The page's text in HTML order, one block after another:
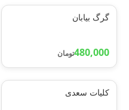
گرگ بیابان
480,000تومان
کلیات سعدی